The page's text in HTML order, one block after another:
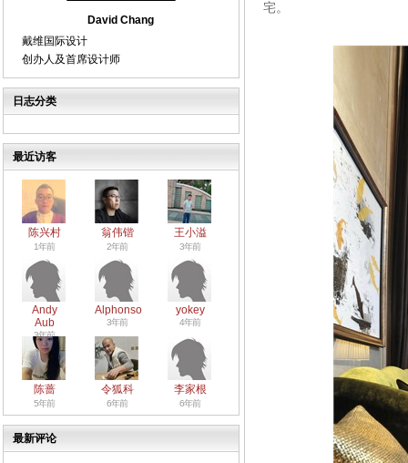
David Chang
戴维国际设计
创办人及首席设计师
日志分类
最近访客
陈兴村
1年前
翁伟锴
2年前
王小溢
3年前
Andy
Aub
3年前
Alphonso
3年前
yokey
4年前
陈蔷
5年前
令狐科
6年前
李家根
6年前
最新评论
宅。